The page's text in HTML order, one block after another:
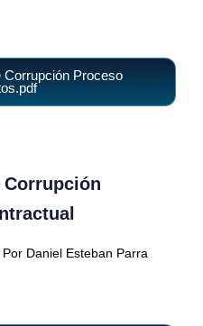
Corrupción Proceso
Corrupción
Por Daniel Esteban Parra